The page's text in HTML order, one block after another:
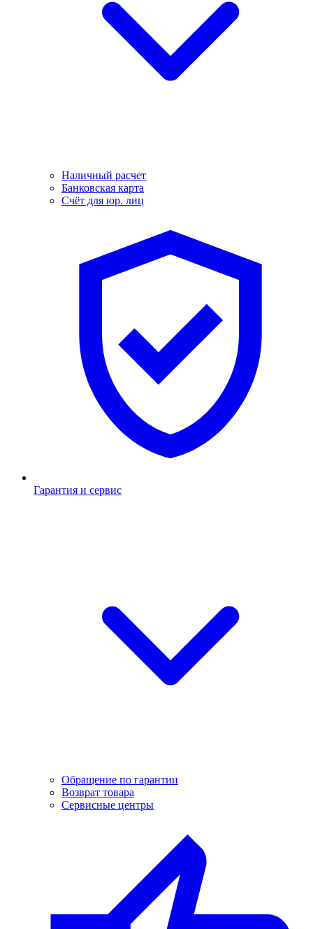
Наличный расчет
Банковская карта
Счёт для юр. лиц
Гарантия и сервис
Обращение по гарантии
Возврат товара
Сервисные центры